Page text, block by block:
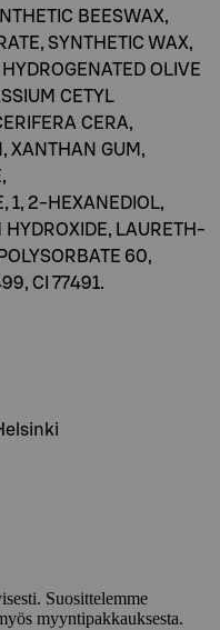
BEESWAX,
SYNTHETIC WAX,
OLIVE
CETYL
CERA,
XANTHAN GUM,
1, 2-HEXANEDIOL,
HYDROXIDE, LAURETH-
60,
CI 77491.
Suosittelemme
myyntipakkauksesta.